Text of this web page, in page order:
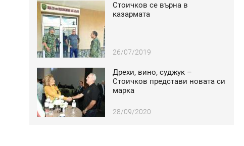
Стоичков се върна в
казармата
26/07/2019
Дрехи, вино, суджук –
Стоичков представи новата си
марка
28/09/2020